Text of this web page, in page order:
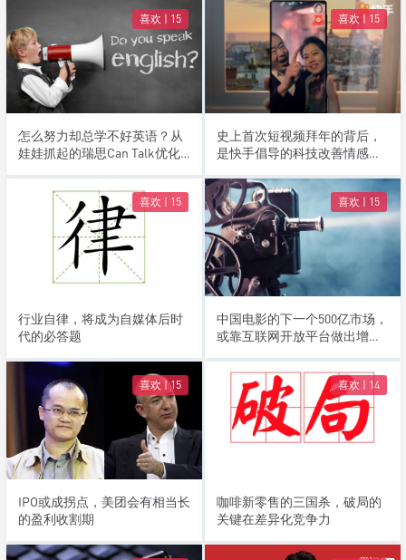
喜欢 | 15
怎么努力却总学不好英语？从
娃娃抓起的瑞思Can Talk优化
喜欢 | 15
史上首次短视频拜年的背后，
是快手倡导的科技改善情感交
喜欢 | 15
行业自律，将成为自媒体后时
代的必答题
喜欢 | 15
中国电影的下一个500亿市场，
或靠互联网开放平台做出增
喜欢 |15
IPO或成拐点，美团会有相当长
的盈利收割期
喜欢 | 14
咖啡新零售的三国杀，破局的
关键在差异化竞争力